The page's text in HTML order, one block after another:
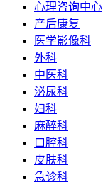
心理咨询中心
产后康复
医学影像科
外科
中医科
泌尿科
妇科
麻醉科
口腔科
皮肤科
急诊科